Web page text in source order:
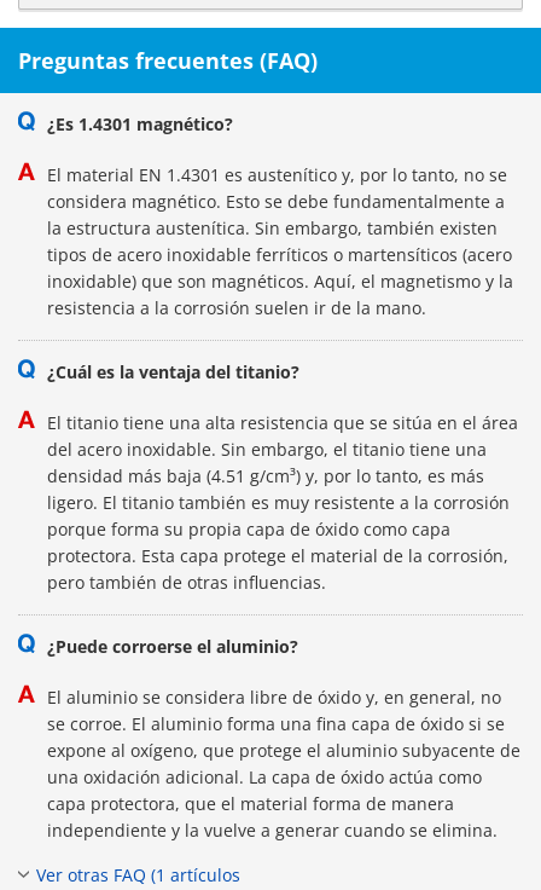
Preguntas frecuentes (FAQ)
¿Es 1.4301 magnético?
El material EN 1.4301 es austenítico y, por lo tanto, no se
considera magnético. Esto se debe fundamentalmente a
la estructura austenítica. Sin embargo, también existen
tipos de acero inoxidable ferríticos o martensíticos (acero
inoxidable) que son magnéticos. Aquí, el magnetismo y la
resistencia a la corrosión suelen ir de la mano.
¿Cuál es la ventaja del titanio?
El titanio tiene una alta resistencia que se sitúa en el área
del acero inoxidable. Sin embargo, el titanio tiene una
densidad más baja (4.51 g/cm³) y, por lo tanto, es más
ligero. El titanio también es muy resistente a la corrosión
porque forma su propia capa de óxido como capa
protectora. Esta capa protege el material de la corrosión,
pero también de otras influencias.
¿Puede corroerse el aluminio?
El aluminio se considera libre de óxido y, en general, no
se corroe. El aluminio forma una fina capa de óxido si se
expone al oxígeno, que protege el aluminio subyacente de
una oxidación adicional. La capa de óxido actúa como
capa protectora, que el material forma de manera
independiente y la vuelve a generar cuando se elimina.
Ver otras FAQ (1 artículos